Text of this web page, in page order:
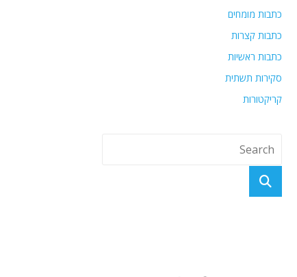
כתבות מומחים
כתבות קצרות
כתבות ראשיות
סקירות תשתית
קריקטורות